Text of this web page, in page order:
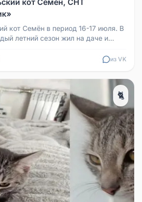
кот Семён в период 16-17 июля. В
летний сезон жил на даче и
из VK
🐈